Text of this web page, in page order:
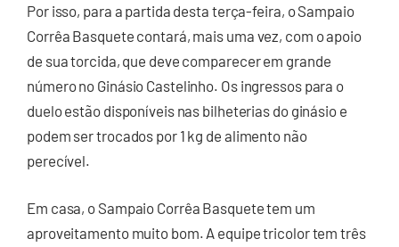
Por isso, para a partida desta terça-feira, o Sampaio
Corrêa Basquete contará, mais uma vez, com o apoio
de sua torcida, que deve comparecer em grande
número no Ginásio Castelinho. Os ingressos para o
duelo estão disponíveis nas bilheterias do ginásio e
podem ser trocados por 1 kg de alimento não
perecível.
Em casa, o Sampaio Corrêa Basquete tem um
aproveitamento muito bom. A equipe tricolor tem três